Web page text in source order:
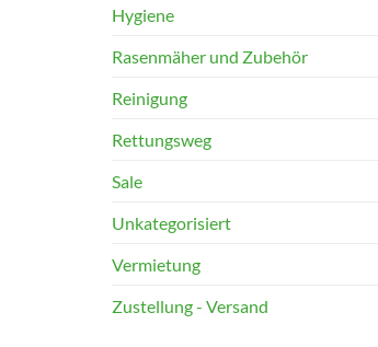
Hygiene
Rasenmäher und Zubehör
Reinigung
Rettungsweg
Sale
Unkategorisiert
Vermietung
Zustellung - Versand